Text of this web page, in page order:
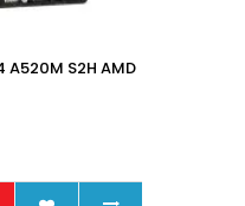
A520M S2H AMD